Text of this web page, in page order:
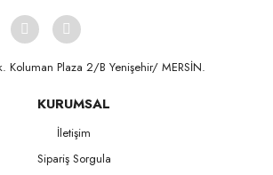
ㅤㅤㅤㅤㅤㅤㅤㅤㅤㅤㅤㅤㅤㅤㅤㅤㅤㅤㅤㅤㅤㅤㅤㅤㅤㅤㅤㅤㅤㅤㅤㅤㅤㅤㅤ ㅤㅤㅤㅤㅤㅤㅤㅤㅤㅤ
KURUMSAL
İletişim
Sipariş Sorgula